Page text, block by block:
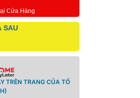
Cửa Hàng
SAU
TRÊN TRANG CỦA TỔ